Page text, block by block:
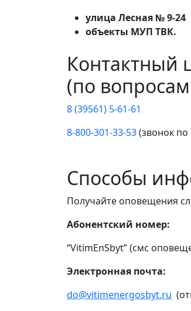
улица Лесная № 9-24
объекты МУП ТВК.
Контактный
(по
8 (39561) 5-61-61
8-800-301-33-53(звонок
Способы
Получайте оповещения
Абонентский номер:
“VitimEnSbyt” (смс
Электронная почта:
do@vitimenergosbyt.ru